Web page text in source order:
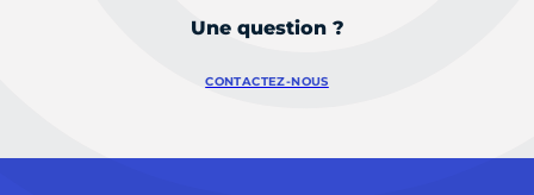
Une question ?
CONTACTEZ-NOUS